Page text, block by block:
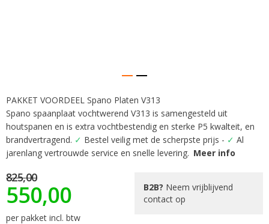
Ga
naar
het
begin
van
de
afbeeldingen-
gallerij
PAKKET VOORDEEL Spano Platen V313
Spano spaanplaat vochtwerend V313 is samengesteld uit
houtspanen en is extra vochtbestendig en sterke P5 kwalteit, en
brandvertragend. ✓ Bestel veilig met de scherpste prijs - ✓ Al
jarenlang vertrouwde service en snelle levering. Meer info
825,00
550,00
per pakket incl. btw
B2B? Neem vrijblijvend
contact op